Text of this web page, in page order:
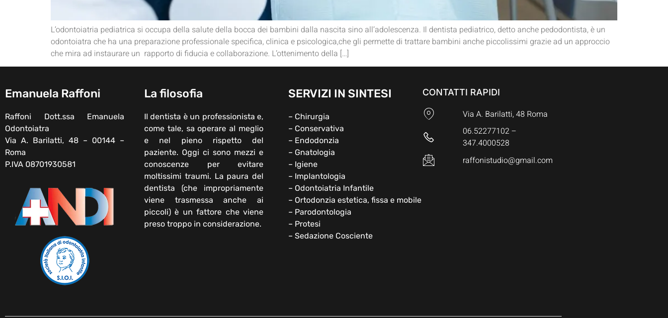
L’odontoiatria pediatrica si occupa della salute della bocca dei bambini dalla nascita sino all’adolescenza. Il dentista pediatrico, detto anche pedodontista, è un
odontoiatra che ha una preparazione professionale specifica, clinica e psicologica,che gli permette di trattare bambini anche piccolissimi grazie ad un approccio
che mira ad instaurare un rapporto di fiducia e collaborazione. L’ottenimento della […]
Emanuela Raffoni
Raffoni Dott.ssa Emanuela
Odontoiatra
Via A. Barilatti, 48 – 00144 –
Roma
P.IVA 08701930581
La filosofia
Il dentista è un professionista e,
come tale, sa operare al meglio
e nel pieno rispetto del
paziente. Oggi ci sono mezzi e
conoscenze per evitare
moltissimi traumi. La paura del
dentista (che impropriamente
viene trasmessa anche ai
piccoli) è un fattore che viene
preso troppo in considerazione.
SERVIZI IN SINTESI
– Chirurgia
– Conservativa
– Endodonzia
– Gnatologia
– Igiene
– Implantologia
– Odontoiatria Infantile
– Ortodonzia estetica, fissa e mobile
– Parodontologia
– Protesi
– Sedazione Cosciente
CONTATTI RAPIDI
Via A. Barilatti, 48 Roma
06.52277102 –
347.4000528
raffonistudio@gmail.com